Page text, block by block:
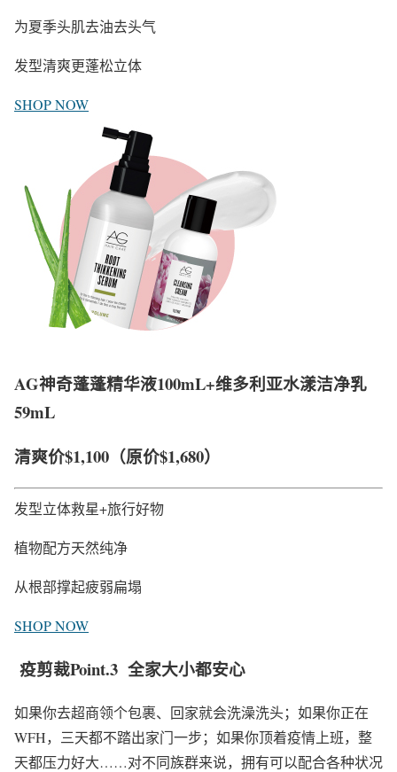
为夏季头肌去油去头气
发型清爽更蓬松立体
SHOP NOW
AG神奇蓬蓬精华液100mL+维多利亚水漾洁净乳
59mL
清爽价$1,100 （原价$1,680）
发型立体救星+旅行好物
植物配方天然纯净
从根部撑起疲弱扁塌
SHOP NOW
疫剪裁Point.3 全家大小都安心
如果你去超商领个包裹、回家就会洗澡洗头；如果你正在
WFH，三天都不踏出家门一步；如果你顶着疫情上班，整
天都压力好大……对不同族群来说，拥有可以配合各种状况